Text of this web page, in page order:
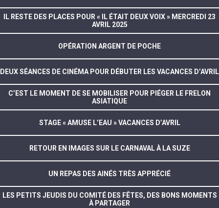
IL RESTE DES PLACES POUR « IL ÉTAIT DEUX VOIX » MERCREDI 23
AVRIL 2025
OPÉRATION ARGENT DE POCHE
DEUX SÉANCES DE CINÉMA POUR DÉBUTER LES VACANCES D’AVRIL
C’EST LE MOMENT DE SE MOBILISER POUR PIÉGER LE FRELON
ASIATIQUE
STAGE « AMUSE L’EAU » VACANCES D’AVRIL
RETOUR EN IMAGES SUR LE CARNAVAL À LA SUZE
UN REPAS DES AINÉS TRÈS APPRÉCIÉ
LES PETITS JEUDIS DU COMITÉ DES FÊTES, DES BONS MOMENTS
À PARTAGER